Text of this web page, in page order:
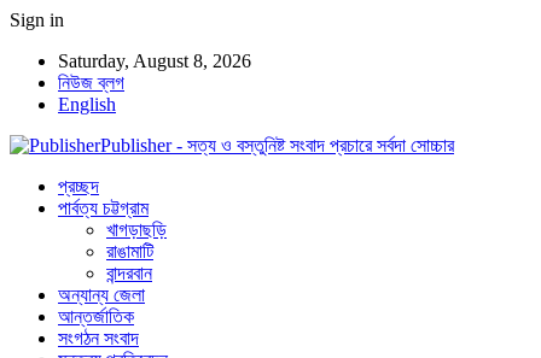
Sign in
Saturday, August 8, 2026
নিউজ ব্লগ
English
Publisher - সত্য ও বস্তুনিষ্ট সংবাদ প্রচারে সর্বদা সোচ্চার
প্রচ্ছদ
পার্বত্য চট্টগ্রাম
খাগড়াছড়ি
রাঙামাটি
বান্দরবান
অন্যান্য জেলা
আন্তর্জাতিক
সংগঠন সংবাদ